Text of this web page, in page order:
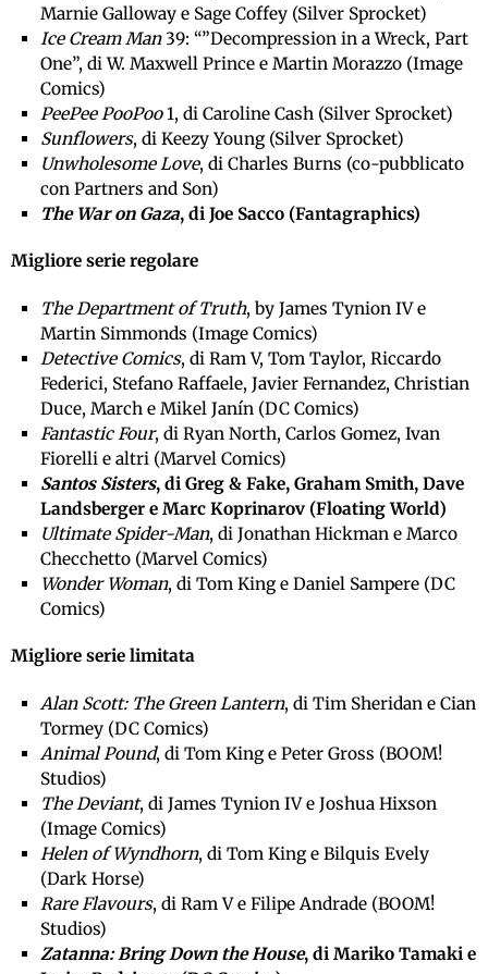
Marnie Galloway e Sage Coffey (Silver Sprocket)
Ice Cream Man39: “”Decompression in a Wreck, Part
One”, di W. Maxwell Prince e Martin Morazzo (Image
Comics)
PeePee PooPoo1, di Caroline Cash (Silver Sprocket)
Sunflowers, di Keezy Young (Silver Sprocket)
Unwholesome Love, di Charles Burns (co-pubblicato
con Partners and Son)
The War on Gaza, di Joe Sacco (Fantagraphics)
Migliore serie regolare
The Department of Truth, by James Tynion IV e
Martin Simmonds (Image Comics)
Detective Comics, di Ram V, Tom Taylor, Riccardo
Federici, Stefano Raffaele, Javier Fernandez, Christian
Duce, March e Mikel Janín (DC Comics)
Fantastic Four, di Ryan North, Carlos Gomez, Ivan
Fiorelli e altri (Marvel Comics)
Santos Sisters, di Greg & Fake, Graham Smith, Dave
Landsberger e Marc Koprinarov (Floating World)
Ultimate Spider-Man, di Jonathan Hickman e Marco
Checchetto (Marvel Comics)
Wonder Woman, di Tom King e Daniel Sampere (DC
Comics)
Migliore serie limitata
Alan Scott: The Green Lantern, di Tim Sheridan e Cian
Tormey (DC Comics)
Animal Pound, di Tom King e Peter Gross (BOOM!
Studios)
The Deviant, di James Tynion IV e Joshua Hixson
(Image Comics)
Helen of Wyndhorn, di Tom King e Bilquis Evely
(Dark Horse)
Rare Flavours, di Ram V e Filipe Andrade (BOOM!
Studios)
Zatanna: Bring Down the House, di Mariko Tamaki e